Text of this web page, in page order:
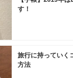
す！
旅行に持っていく
方法